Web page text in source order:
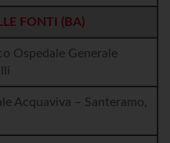
FONTI (BA)
Ospedale Generale
Acquaviva – Santeramo,